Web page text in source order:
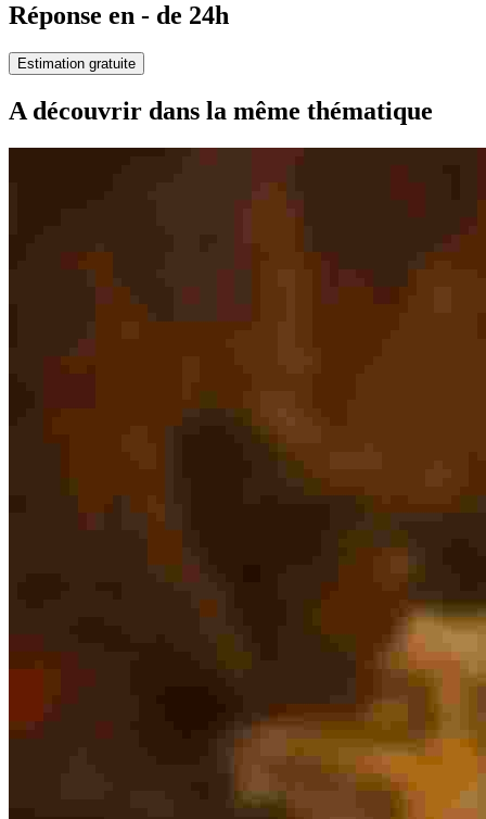
Réponse en - de 24h
Estimation gratuite
A découvrir dans la même thématique